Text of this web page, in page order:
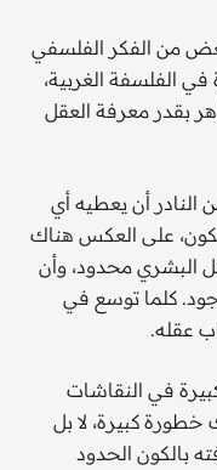
من الفكر الفلسفي
في الفلسفة الغربية،
بقدر معرفة العقل
النادر أن يعطيه أي
على العكس هناك
البشري محدود، وأن
كلما توسع في
عقله.
في النقاشات
كبيرة، لا بل
بالكون الحدود